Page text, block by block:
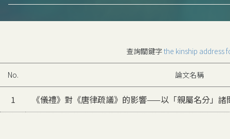
查詢關鍵字the kinship address
No. 論文名稱
1 《儀禮》對《唐律疏議》的影響——以「親屬名分」諸